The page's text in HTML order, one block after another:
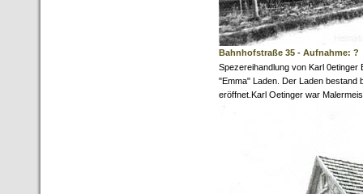
Bahnhofstraße 35 - Aufnahme: ?
Spezereihandlung von Karl
"Emma" Laden. Der Laden bestand
eröffnet.Karl Oetinger war